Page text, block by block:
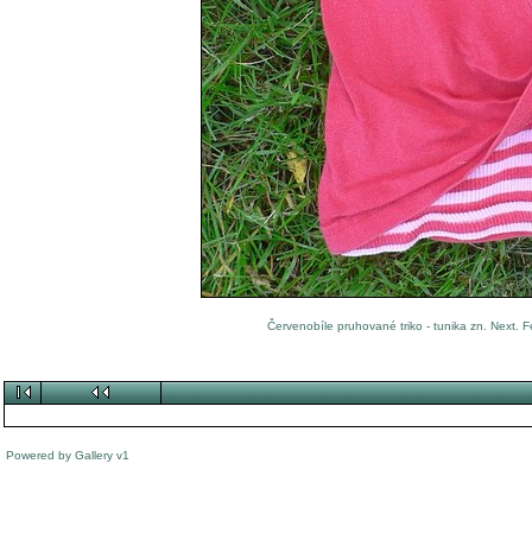
Červenobíle pruhované triko - tunika zn. Next.
Powered by Gallery v1